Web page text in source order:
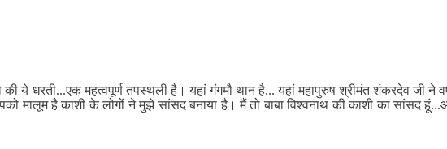
की ये धरती...एक महत्वपूर्ण तपस्थली है। यहां गंगमौ थान है... यहां महापुरुष श्रीमंत शंकरदेव जी
मालूम है काशी के लोगों ने मुझे सांसद बनाया है। मैं तो बाबा विश्वनाथ की काशी का सांसद